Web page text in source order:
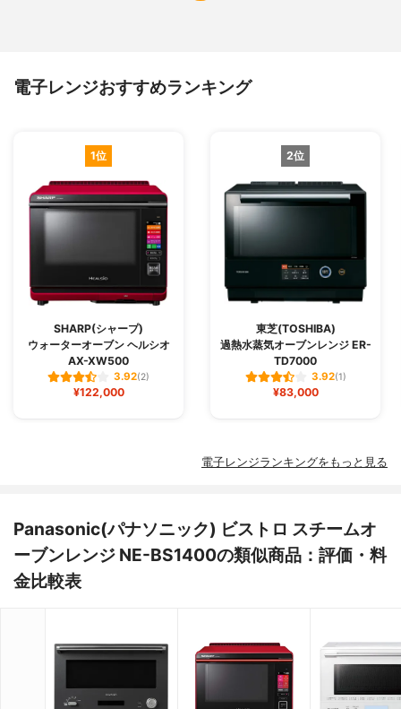
電子レンジおすすめランキング
1位
SHARP(シャープ)
ウォーターオーブン ヘルシオ
AX-XW500
3.92(2)
¥122,000
2位
東芝(TOSHIBA)
過熱水蒸気オーブンレンジ ER-
TD7000
3.92(1)
¥83,000
電子レンジランキングをもっと見る
Panasonic(パナソニック) ビストロ スチームオ
ーブンレンジ NE-BS1400の類似商品：評価・料
金比較表